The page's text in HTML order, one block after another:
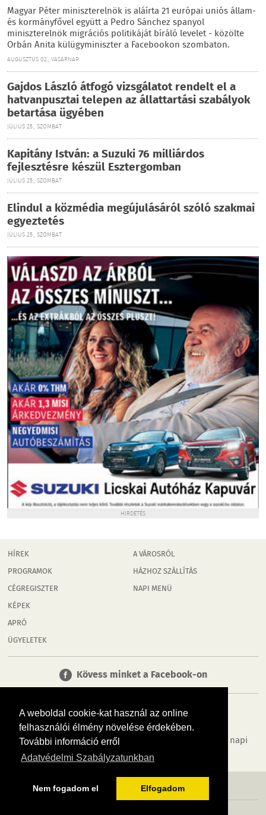
A weboldal cookie-kat használ az online
felhasználói élmény növelése érdekében.
További információ erről
Adatvédelmi Szabályzatunkban
Nem fogadom el Elfogadom
Magyar Péter miniszterelnök is aláírta 21 európai uniós állam-
és kormányfővel együtt a Pedro Sánchez spanyol
miniszterelnök migrációs politikáját bíráló levelet - közölte
Orbán Anita külügyminiszter a Facebookon szombaton.
AUGUSZTUS 02., VASÁRNAP
Gajdos László átfogó vizsgálatot rendelt el a
hatvanpusztai telepen az állattartási szabályok
betartása ügyében
JÚLIUS 25., SZOMBAT
Kapitány István: a Suzuki 76 milliárdos
fejlesztésre készül Esztergomban
JÚLIUS 25., SZOMBAT
Elindul a közmédia megújulásáról szóló szakmai
egyeztetés
JÚLIUS 25., SZOMBAT
HIRDETÉS
HÍREK
PROGRAMOK
CÉGREGISZTER
KÉPEK
APRÓ
ÜGYELETEK
A VÁROSRÓL
HÁZHOZ SZÁLLÍTÁS
NAPI MENÜ
Kövess minket a Facebook-on
Tudj meg többet városodról! Hírek, programok, képek, napi
menü, cégek…. és minden, ami Rábaköz
MÉDIAAJÁNLÓ ADATVÉDELEM IMPRESSZUM RÓLUNK